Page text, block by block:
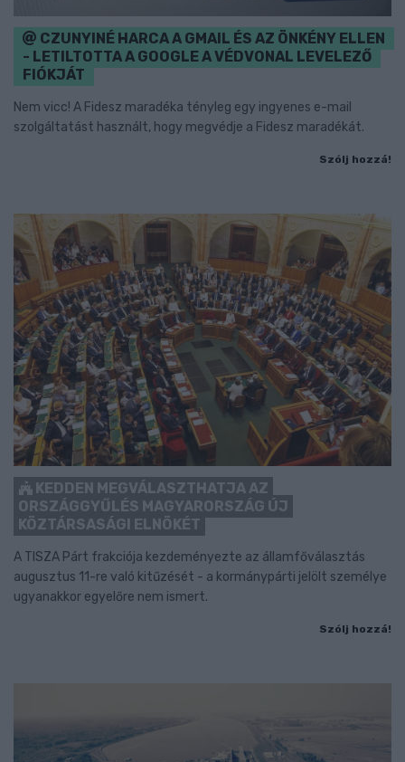
CZUNYINÉ HARCA A GMAIL ÉS AZ ÖNKÉNY ELLEN
- LETILTOTTA A GOOGLE A VÉDVONAL LEVELEZŐ
FIÓKJÁT
Nem vicc! A Fidesz maradéka tényleg egy ingyenes e-mail
szolgáltatást használt, hogy megvédje a Fidesz maradékát.
Szólj hozzá!
KEDDEN MEGVÁLASZTHATJA AZ
ORSZÁGGYŰLÉS MAGYARORSZÁG ÚJ
KÖZTÁRSASÁGI ELNÖKÉT
A TISZA Párt frakciója kezdeményezte az államfőválasztás
augusztus 11-re való kitűzését - a kormánypárti jelölt személye
ugyanakkor egyelőre nem ismert.
Szólj hozzá!